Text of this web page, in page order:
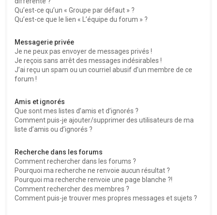
Qu’est-ce qu’un « Groupe par défaut » ?
Qu’est-ce que le lien « L’équipe du forum » ?
Messagerie privée
Je ne peux pas envoyer de messages privés !
Je reçois sans arrêt des messages indésirables !
J’ai reçu un spam ou un courriel abusif d’un membre de ce
forum !
Amis et ignorés
Que sont mes listes d’amis et d’ignorés ?
Comment puis-je ajouter/supprimer des utilisateurs de ma
liste d’amis ou d’ignorés ?
Recherche dans les forums
Comment rechercher dans les forums ?
Pourquoi ma recherche ne renvoie aucun résultat ?
Pourquoi ma recherche renvoie une page blanche ?!
Comment rechercher des membres ?
Comment puis-je trouver mes propres messages et sujets ?